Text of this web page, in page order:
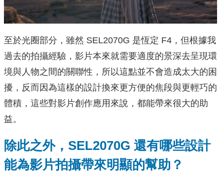
至於光圈部分，雖然 SEL2070G 是恆定 F4，但根據我
過去的拍攝經驗，影片本來就需要適度的景深去呈現環
境與人物之間的關聯性，所以這點並不會造成太大的困
擾，反而因為這樣的設計換來更方便的焦段與更輕巧的
體積，這些對影片創作應用來說，都能帶來很大的助
益。
除此之外， SEL2070G 還有哪些設計
能為影片拍攝帶來明顯的幫助？